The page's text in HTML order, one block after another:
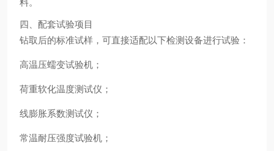
料。
四、配套试验项目
钻取后的标准试样，可直接适配以下检测设备进行试验：
高温压蠕变试验机；
荷重软化温度测试仪；
线膨胀系数测试仪；
常温耐压强度试验机；